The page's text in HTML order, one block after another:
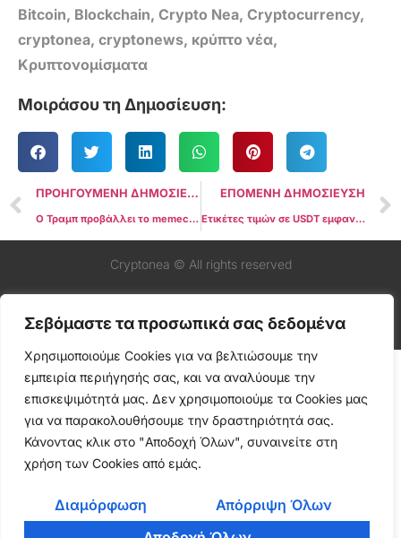
Σεβόμαστε τα προσωπικά σας δεδομένα
Χρησιμοποιούμε Cookies για να βελτιώσουμε την
εμπειρία περιήγησής σας, και να αναλύουμε την
επισκεψιμότητά μας. Δεν χρησιμοποιούμε τα Cookies μας
για να παρακολουθήσουμε την δραστηριότητά σας.
Κάνοντας κλικ στο "Αποδοχή Όλων", συναινείτε στη
χρήση των Cookies από εμάς.
Διαμόρφωση
Απόρριψη Όλων
Bitcoin, Blockchain, Crypto Nea, Cryptocurrency,
cryptonea, cryptonews, κρύπτο νέα,
Κρυπτονομίσματα
Μοιράσου τη Δημοσίευση:
ΠΡΟΗΓΟΥΜΕΝΗ ΔΗΜΟΣΙΕΥΣΗ
Ο Τραμπ προβάλλει το memecoin του ως δείκτη κοινής γνώμης ενόψει ξεκλειδώματος $520 εκατομμυρίων
ΕΠΟΜΕΝΗ ΔΗΜΟΣΙΕΥΣΗ
Ετικέτες τιμών σε USDT εμφανίζονται σε καταστήματα αεροδρομίου στη Βολιβία εν μέσω οικονομικής κρίσης
Cryptonea © All rights reserved